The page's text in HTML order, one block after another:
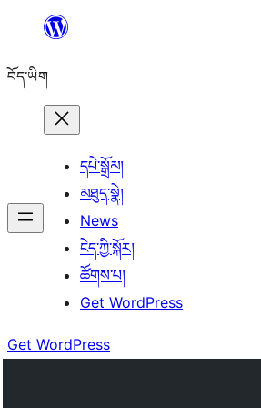
content
བོད་ཡིག
དཔེ་སྒྲོམ།
མཐུད་སྣེ།
News
ངེད་ཀྱི་སྐོར།
ཚོགས་པ།
Get WordPress
Get WordPress